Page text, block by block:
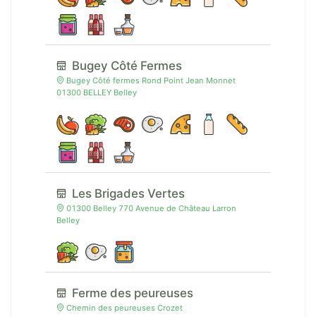
Bugey Côté Fermes
Bugey Côté fermes Rond Point Jean Monnet
01300 BELLEY Belley
Les Brigades Vertes
01300 Belley 770 Avenue de Château Larron
Belley
Ferme des peureuses
Chemin des peureuses Crozet